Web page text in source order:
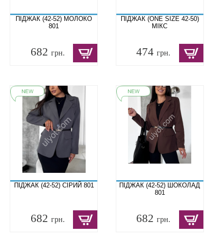
ПІДЖАК (42-52) МОЛОКО
801
682 грн.
ПІДЖАК (ONE SIZE 42-50)
МІКС
474грн.
ПІДЖАК (42-52) СІРИЙ 801
682 грн.
ПІДЖАК (42-52) ШОКОЛАД
801
682грн.